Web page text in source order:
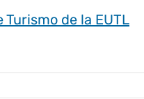
de la EUTL